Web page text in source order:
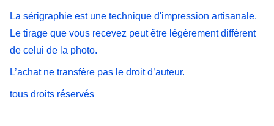
La sérigraphie est une technique d'impression artisanale.
Le tirage que vous recevez peut être légèrement différent
de celui de la photo.
L’achat ne transfère pas le droit d’auteur.
tous droits réservés